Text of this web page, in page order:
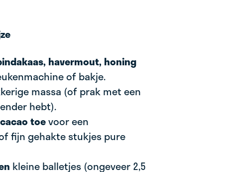
havermout, honing
of bakje.
massa (of prak met een
hebt).
toevoor een
fijn gehakte stukjes pure
kleine balletjes (ongeveer 2,5